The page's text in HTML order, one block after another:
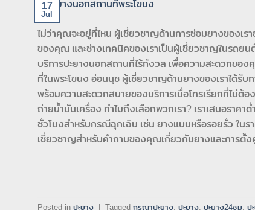
17
Jul
ไม่ว่าคุณจะอยู่ที่ไหน ผู้เชี่ยวชาญด้านการซ่อมยางของเร
ของคุณ และช่างเทคนิคของเราเป็นผู้เชี่ยวชาญในรถย
บริการปะยางนอกสถานที่ไร้กังวล เพื่อความสะดวกขอ
ที่ในพระโขนง อ่อนนุช ผู้เชี่ยวชาญด้านยางของเราได้รั
พร้อมความสะดวกสบายของบริการเมื่อโทรเรียกที่ไม่
ถ่ายน้ำมันเครื่อง ทำไมถึงเลือกพวกเรา? เราเสนอรา
ชั่วโมงสำหรับกรณีฉุกเฉิน เช่น ยางแบนหรือรอยรั่ว ในร
เชี่ยวชาญสำหรับคำถามของคุณเกี่ยวกับยางและการตั้
Posted in ปะยาง Tagged กรุณาปะยาง, ปะยาง, ปะยาง24ชม, ป